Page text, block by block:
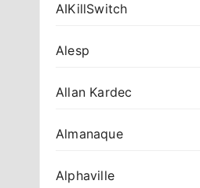
AIKillSwitch
Alesp
Allan Kardec
Almanaque
Alphaville